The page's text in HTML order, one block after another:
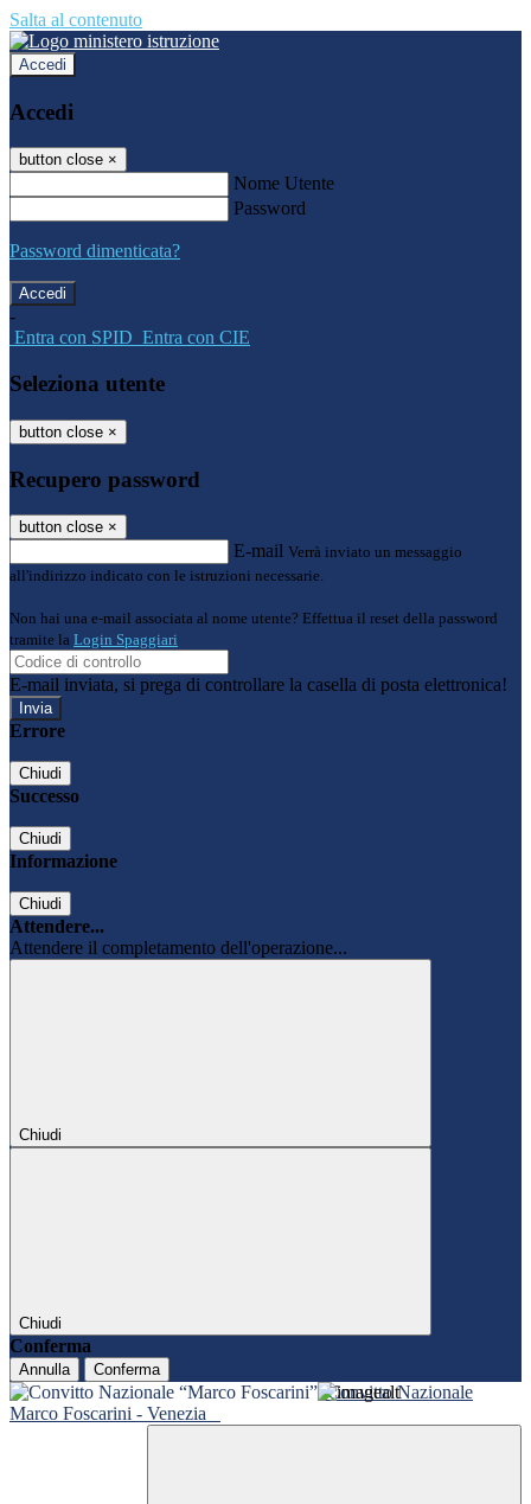
Salta al contenuto
Accedi
Accedi
button close ×
Nome Utente
Password
Password dimenticata?
-
Entra con SPID Entra con CIE
Seleziona utente
button close ×
Recupero password
button close ×
E-mail Verrà inviato un messaggio
all'indirizzo indicato con le istruzioni necessarie.
Non hai una e-mail associata al nome utente? Effettua il reset della password
tramite la Login Spaggiari
E-mail inviata, si prega di controllare la casella di posta elettronica!
Errore
Chiudi
Successo
Chiudi
Informazione
Chiudi
Attendere...
Attendere il completamento dell'operazione...
Chiudi
Chiudi
Conferma
Annulla Conferma
Convitto Nazionale
Marco Foscarini - Venezia